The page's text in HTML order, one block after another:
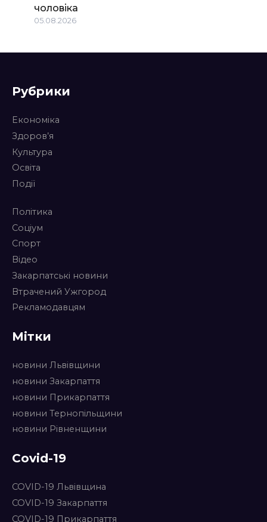
чоловіка
05.08.2026
Рубрики
Економіка
Здоров’я
Культура
Освіта
Події
Політика
Соціум
Спорт
Відео
Закарпатські новини
Втрачений Ужгород
Рекламодавцям
Мітки
новини Львівщини
новини Закарпаття
новини Прикарпаття
новини Тернопільщини
новини Рівненщини
Covid-19
COVID-19 Львівщина
COVID-19 Закарпаття
COVID-19 Прикарпаття